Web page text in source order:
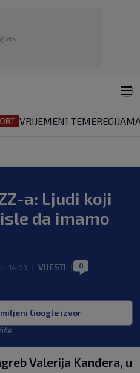
VRIJEMEN1 TEMEREGIJA
a: Ljudi koji
da imamo
> 14:09 VIJESTI 0
Google izvor
Valerija Kanđera, u